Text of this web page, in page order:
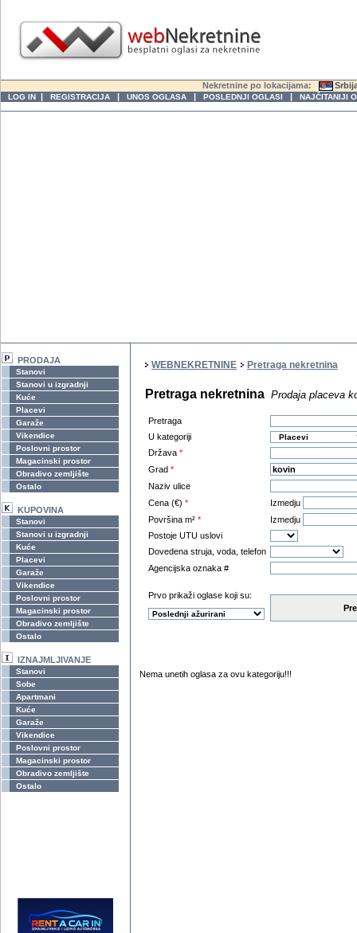
Nekretnine po lokacijama:
LOG IN | REGISTRACIJA | UNOS OGLASA | POSLEDNJI OGLASI | NAJČITANIJI
PRODAJA
Stanovi
Stanovi u izgradnji
Kuće
Placevi
Garaže
Vikendice
Poslovni prostor
Magacinski prostor
Obradivo zemljište
Ostalo
KUPOVINA
Stanovi
Stanovi u izgradnji
Kuće
Placevi
Garaže
Vikendice
Poslovni prostor
Magacinski prostor
Obradivo zemljište
Ostalo
IZNAJMLJIVANJE
Stanovi
Sobe
Apartmani
Kuće
Garaže
Vikendice
Poslovni prostor
Magacinski prostor
Obradivo zemljište
Ostalo
WEBNEKRETNINE Pretraga nekretnina
Pretraga nekretnina Prodaja placeva
Pretraga
U kategoriji
Država *
Grad *
Naziv ulice
Cena (€) *
Izmedju
Površina m² *
Izmedju
Postoje UTU uslovi
Dovedena struja, voda, telefon
Agencijska oznaka #
Prvo prikaži oglase koji su:
Nema unetih oglasa za ovu kategoriju!!!